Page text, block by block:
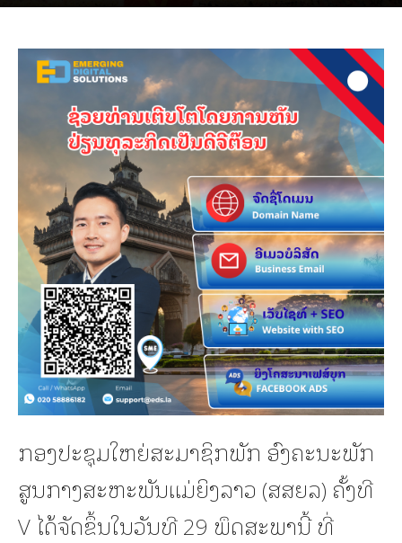
ກອງປະຊຸມໃຫຍ່ສະມາຊິກພັກ ອົງຄະນະພັກ
ສູນກາງສະຫະພັນແມ່ຍິງລາວ (ສສຍລ) ຄັ້ງທີ
V ໄດ້ຈັດຂຶ້ນໃນວັນທີ 29 ພຶດສະພານີ້ ທີ່